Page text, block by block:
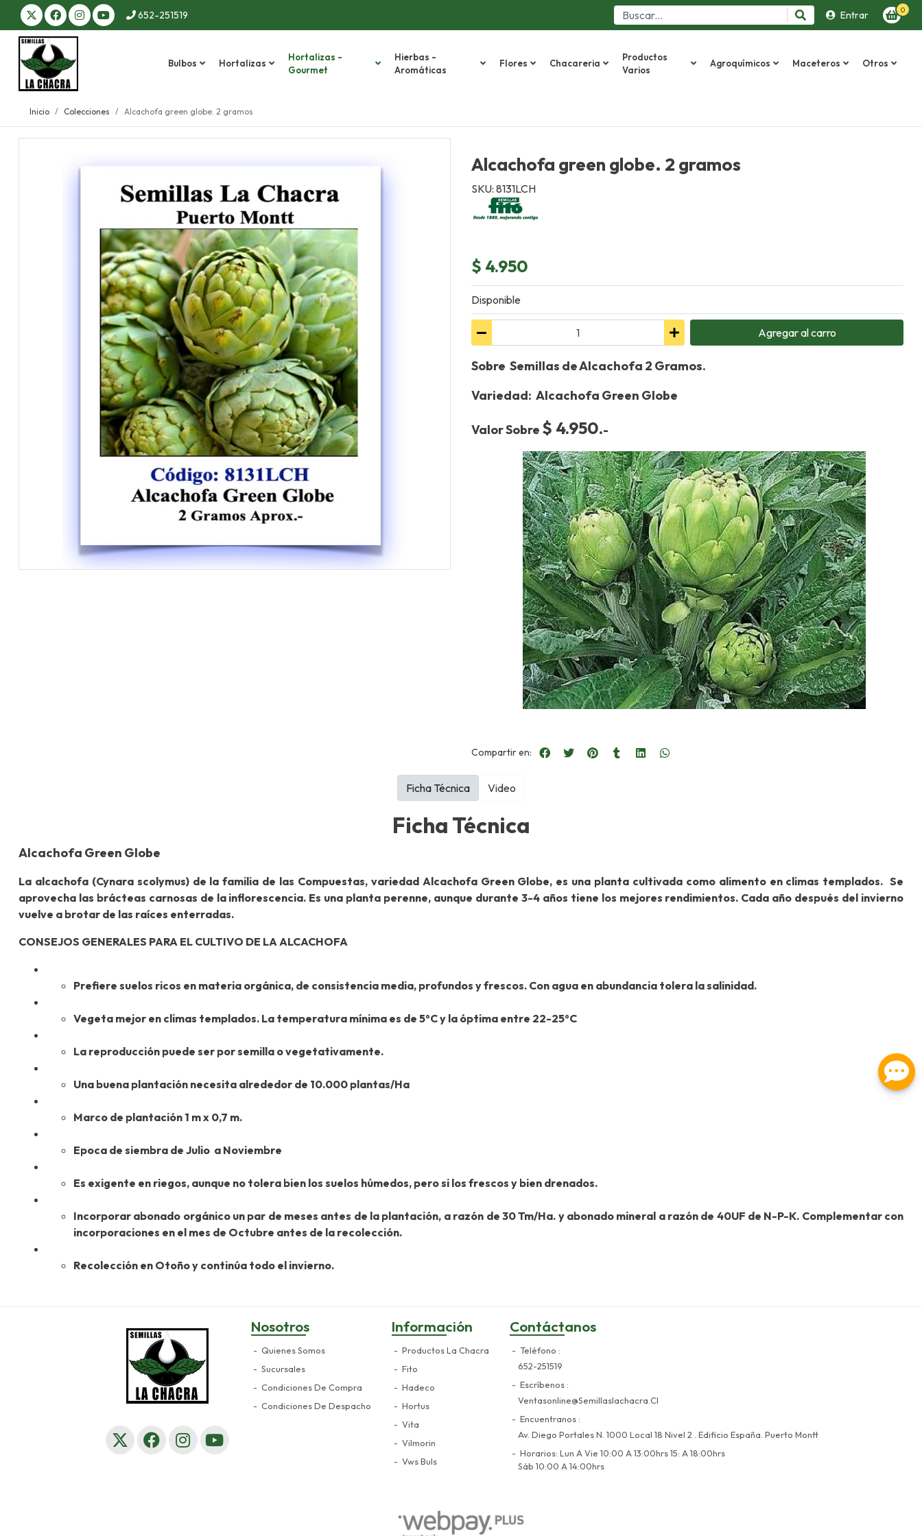
652-251519 Entrar 0
Bulbos Hortalizas
Hortalizas -
Gourmet
Hierbas -
Aromáticas
Flores Chacareria
Productos
Varios
Agroquímicos Maceteros Otros
Inicio Colecciones Alcachofa green globe. 2 gramos
Alcachofa green globe. 2 gramos
SKU: 8131LCH
$ 4.950
Disponible
Agregaral carro
Sobre Semillas de Alcachofa 2 Gramos.
Variedad: Alcachofa Green Globe
Valor Sobre $ 4.950.-
Compartir en:
Ficha Técnica
Alcachofa Green Globe
La alcachofa (Cynara scolymus) de la familia de las Compuestas, variedad Alcachofa Green Globe, es una planta cultivada como alimento en climas templados. Se
aprovecha las brácteas carnosas de la inflorescencia. Es una planta perenne, aunque durante 3-4 años tiene los mejores rendimientos. Cada año después del invierno
vuelve a brotar de las raíces enterradas.
CONSEJOS GENERALES PARA EL CULTIVO DE LA ALCACHOFA
Prefiere suelos ricos en materia orgánica, de consistencia media, profundos y frescos. Con agua en abundancia tolera la salinidad.
Vegeta mejor en climas templados. La temperatura mínima es de 5ºC y la óptima entre 22-25ºC
La reproducción puede ser por semilla o vegetativamente.
Una buena plantación necesita alrededor de 10.000 plantas/Ha
Marco de plantación 1 m x 0,7 m.
Epoca de siembra de Julio a Noviembre
Es exigente en riegos, aunque no tolera bien los suelos húmedos, pero si los frescos y bien drenados.
Incorporar abonado orgánico un par de meses antes de la plantación, a razón de 30 Tm/Ha. y abonado mineral a razón de 40UF de N-P-K. Complementar con
incorporaciones en el mes de Octubre antes de la recolección.
Recolección en Otoño y continúa todo el invierno.
Ficha Técnica Video
Nosotros
Quienes Somos
Sucursales
Condiciones De Compra
Condiciones De Despacho
Información
Productos La Chacra
Fito
Hadeco
Hortus
Vita
Vilmorin
Vws Buls
Contáctanos
Teléfono
652-251519
Escríbenos
Ventasonline@semillaslachacra.cl
Encuentranos
Av. Diego Portales N. 1000 Local 18 Nivel 2 . Edificio España. Puerto Montt
Horarios: Lun A Vie 10:00 A 13:00hrs 15: A 18:00hrs
Sáb 10:00 A 14:00hrs